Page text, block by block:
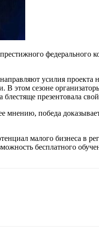
усилия
этом сезоне
презентовала
мнению, победа
малого бизнеса в
бесплатного